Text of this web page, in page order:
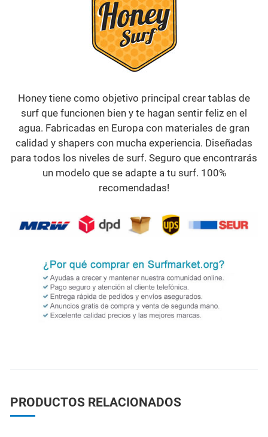
Honey tiene como objetivo principal crear tablas de
surf que funcionen bien y te hagan sentir feliz en el
agua. Fabricadas en Europa con materiales de gran
calidad y shapers con mucha experiencia. Diseñadas
para todos los niveles de surf. Seguro que encontrarás
un modelo que se adapte a tu surf. 100%
recomendadas!
PRODUCTOS RELACIONADOS